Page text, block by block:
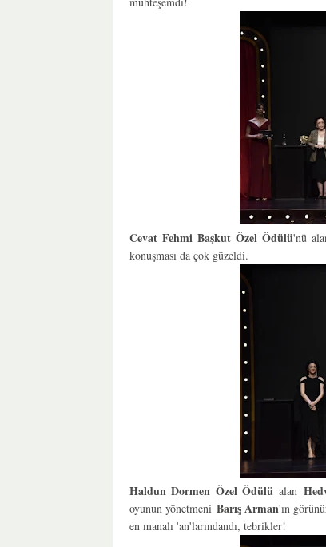
Cevat Fehmi Başkut Özel Ödülü'nü
konuşması da çok güzeldi.
Haldun Dormen Özel Ödülüalan
oyunun yönetmeni Barış Arman'ın
en manalı 'an'larındandı, tebrikler!